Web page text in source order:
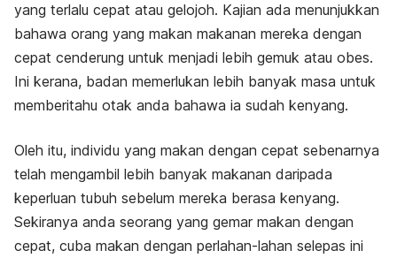
yang terlalu cepat atau gelojoh. Kajian ada menunjukkan
bahawa orang yang makan makanan mereka dengan
cepat cenderung untuk menjadi lebih gemuk atau obes.
Ini kerana, badan memerlukan lebih banyak masa untuk
memberitahu otak anda bahawa ia sudah kenyang.
Oleh itu, individu yang makan dengan cepat sebenarnya
telah mengambil lebih banyak makanan daripada
keperluan tubuh sebelum mereka berasa kenyang.
Sekiranya anda seorang yang gemar makan dengan
cepat, cuba makan dengan perlahan-lahan selepas ini